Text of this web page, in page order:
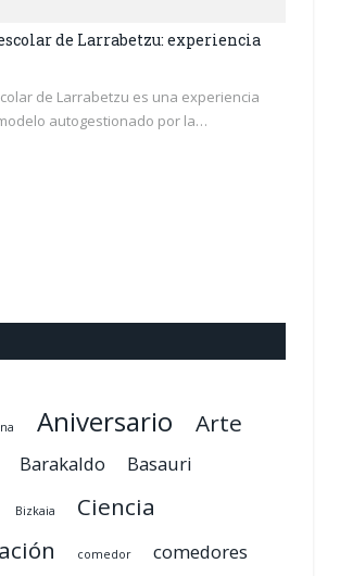
de Larrabetzu: experiencia
de Larrabetzu es una experiencia
autogestionado por la…
Aniversario Arte
Barakaldo Basauri
Bizkaia
Ciencia
comedor comedores